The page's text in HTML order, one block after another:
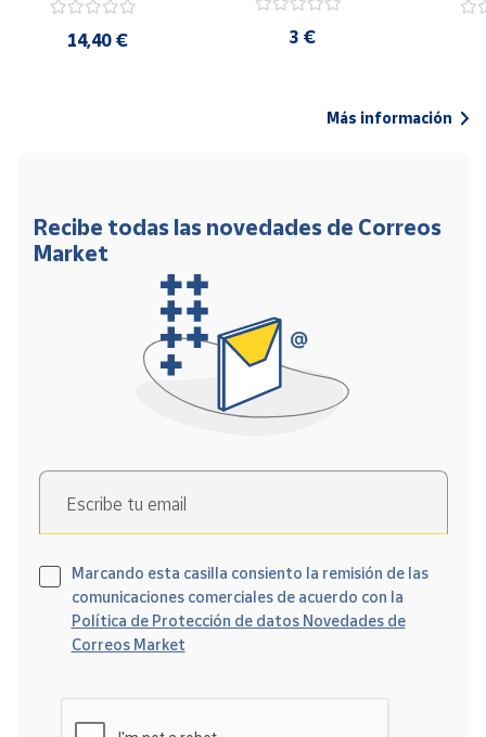
ES| Pliego Premium
14,40 € 3 €
Más información
Recibe todas las novedades de Correos
Market
Escribe tu email
Marcando esta casilla consiento la remisión de las
comunicaciones comerciales de acuerdo con la
Política de Protección de datos Novedades de
Correos Market